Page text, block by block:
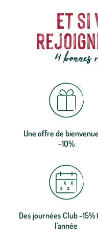
Et si
4
Une offre de
-10%
Des journées Club -15%
l'année